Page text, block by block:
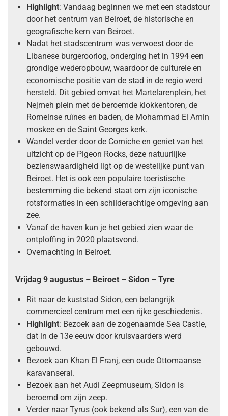
Highlight: Vandaag beginnen we met een stadstour
door het centrum van Beiroet, de historische en
geografische kern van Beiroet.
Nadat het stadscentrum was verwoest door de
Libanese burgeroorlog, onderging het in 1994 een
grondige wederopbouw, waardoor de culturele en
economische positie van de stad in de regio werd
hersteld. Dit gebied omvat het Martelarenplein, het
Nejmeh plein met de beroemde klokkentoren, de
Romeinse ruïnes en baden, de Mohammad El Amin
moskee en de Saint Georges kerk.
Wandel verder door de Corniche en geniet van het
uitzicht op de Pigeon Rocks, deze natuurlijke
bezienswaardigheid ligt op de westelijke punt van
Beiroet. Het is ook een populaire toeristische
bestemming die bekend staat om zijn iconische
rotsformaties in een schilderachtige omgeving aan
zee.
Vanaf de haven kun je het gebied zien waar de
ontploffing in 2020 plaatsvond.
Overnachting in Beiroet.
Vrijdag 9 augustus – Beiroet – Sidon – Tyre
Rit naar de kuststad Sidon, een belangrijk
commercieel centrum met een rijke geschiedenis.
Highlight: Bezoek aan de zogenaamde Sea Castle,
dat in de 13e eeuw door kruisvaarders werd
gebouwd.
Bezoek aan Khan El Franj, een oude Ottomaanse
karavanserai.
Bezoek aan het Audi Zeepmuseum, Sidon is
beroemd om zijn zeep.
Verder naar Tyrus (ook bekend als Sur), een van de